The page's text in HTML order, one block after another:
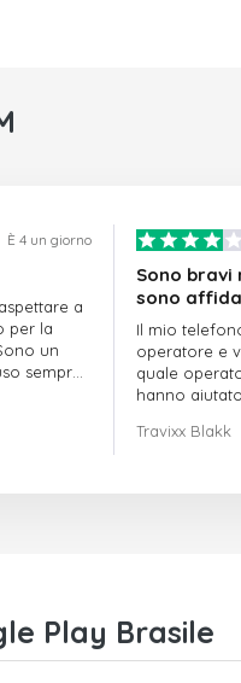
È 4 un giorno
a
per la
un
sempre
Sono bravi
sono
puntuali
Il mio
operatore e
quale
hanno
Travixx Blakk
Play Brasile